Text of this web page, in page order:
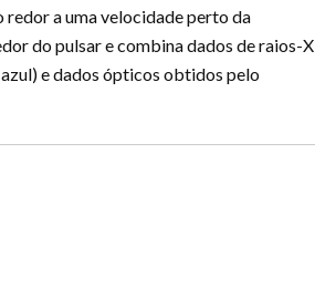
redor a uma velocidade perto da
do pulsar e combina dados de raios-X
e dados ópticos obtidos pelo